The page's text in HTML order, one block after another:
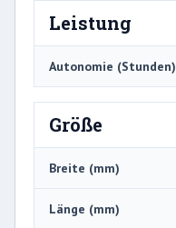
Leistung
Autonomie (Stunden)
Größe
Breite (mm)
Länge (mm)